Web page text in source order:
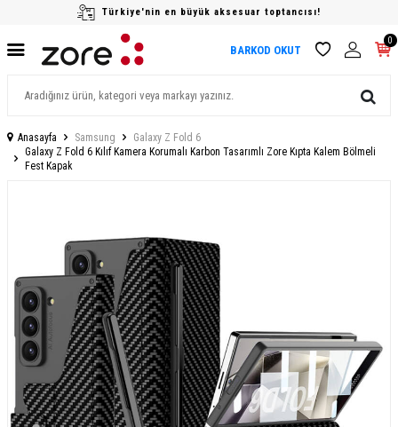
Türkiye'nin en büyük aksesuar toptancısı!
BARKOD OKUT
0
Anasayfa Samsung
Galaxy Z Fold 6
Galaxy Z Fold 6 Kılıf Kamera Korumalı Karbon Tasarımlı Zore Kıpta Kalem Bölmeli
Fest Kapak